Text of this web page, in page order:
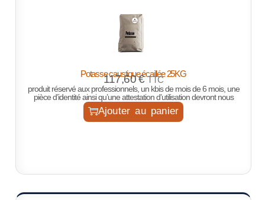
Potasse caustique écaillée 25KG
117,60€ TTC
produit réservé aux professionnels, un kbis de mois de 6 mois, une
pièce d’identité ainsi qu’une attestation d’utilisation devront nous
Ajouter au panier